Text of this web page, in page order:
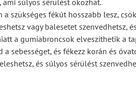
súlyos sérülést okozhat.
szükséges fékút hosszabb lesz,
vagy balesetet szenvedhetsz,
a gumiabroncsok elveszíthetik a
a sebességet, és fékezz korán és
és súlyos sérülést